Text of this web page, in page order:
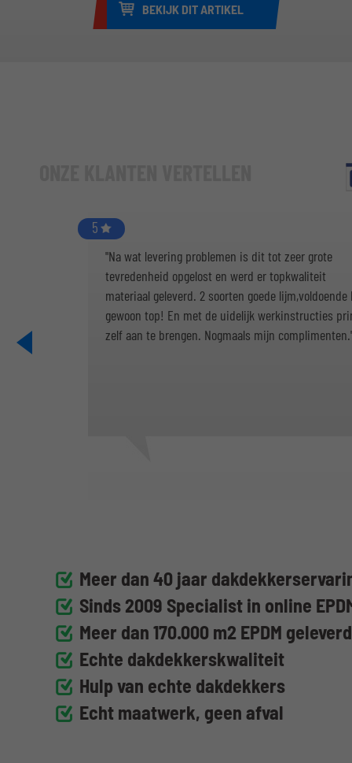
BEKIJK DIT ARTIKEL
5
"Na wat levering problemen is dit tot zeer grote
tevredenheid opgelost en werd er topkwaliteit
materiaal geleverd. 2 soorten goede lijm,voldoende
gewoon top! En met de uidelijk werkinstructies
zelf aan te brengen. Nogmaals mijn
Meer dan 40 jaar
Sinds 2009 Specialist in online
Meer dan 170.000 m2 EPDM
Echte dakdekkerskwaliteit
Hulp van echte dakdekkers
Echt maatwerk, geen afval